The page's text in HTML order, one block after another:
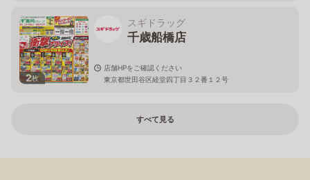
2枚
スギドラッグ
千歳船橋店
店舗HPをご確認ください
東京都世田谷区経堂四丁目３２番１２号
すべて見る